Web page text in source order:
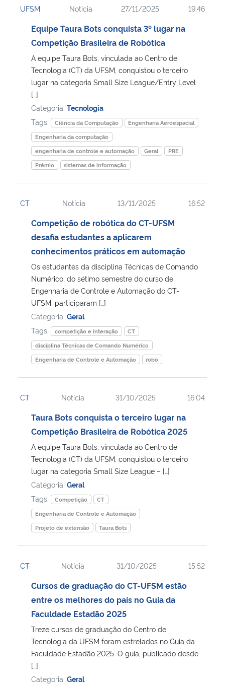
Ministério da Cidadania
Ministério da Saúde
Ministério de Minas e Energia
Ministério da Ciência, Tecnologia, Inovações e Comunicações
Ministério do Meio Ambiente
Ministério do Turismo
Ministério do Desenvolvimento Regional
Ministério da Mulher, da Família e dos Direitos Humanos
Secretaria-Geral
Secretaria de Governo
Gabinete de Segurança Institucional
Advocacia-Geral da União
Banco Central do Brasil
UFSM Notícia 27/11/2025 19:46
Equipe Taura Bots conquista 3º lugar na
Competição Brasileira de Robótica
A equipe Taura Bots, vinculada ao Centro de
Tecnologia (CT) da UFSM, conquistou o terceiro
lugar na categoria Small Size League/Entry Level
[…]
Categoria: Tecnologia
Tags:
Ciência da Computação
Engenharia Aeroespacial
Engenharia da computação
engenharia de controle e automação
Geral
PRE
Prêmio
sistemas de informação
CT Notícia 13/11/2025 16:52
Competição de robótica do CT-UFSM
desafia estudantes a aplicarem
conhecimentos práticos em automação
Os estudantes da disciplina Técnicas de Comando
Numérico, do sétimo semestre do curso de
Engenharia de Controle e Automação do CT-
UFSM, participaram […]
Categoria: Geral
Tags:
competição e interação
CT
disciplina Técnicas de Comando Numérico
Engenharia de Controle e Automação
robô
CT Notícia 31/10/2025 16:04
Taura Bots conquista o terceiro lugar na
Competição Brasileira de Robótica 2025
A equipe Taura Bots, vinculada ao Centro de
Tecnologia (CT) da UFSM, conquistou o terceiro
lugar na categoria Small Size League – […]
Categoria: Geral
Tags:
Competição
CT
Engenharia de Controle e Automação
Projeto de extensão
Taura Bots
CT Notícia 31/10/2025 15:52
Cursos de graduação do CT-UFSM estão
entre os melhores do país no Guia da
Faculdade Estadão 2025
Treze cursos de graduação do Centro de
Tecnologia da UFSM foram estrelados no Guia da
Faculdade Estadão 2025. O guia, publicado desde
[…]
Categoria: Geral